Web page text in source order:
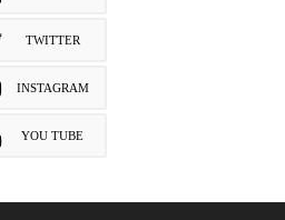
TWITTER
INSTAGRAM
YOU TUBE